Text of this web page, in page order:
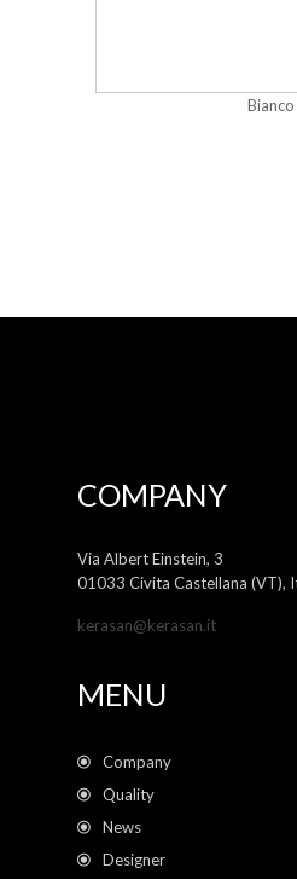
Bianco
COMPANY
Via Albert Einstein, 3
01033 Civita Castellana (VT),
kerasan@kerasan.it
MENU
Company
Quality
News
Designer